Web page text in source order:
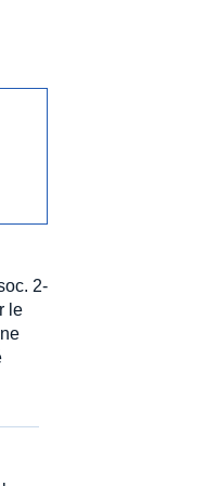
2-
le